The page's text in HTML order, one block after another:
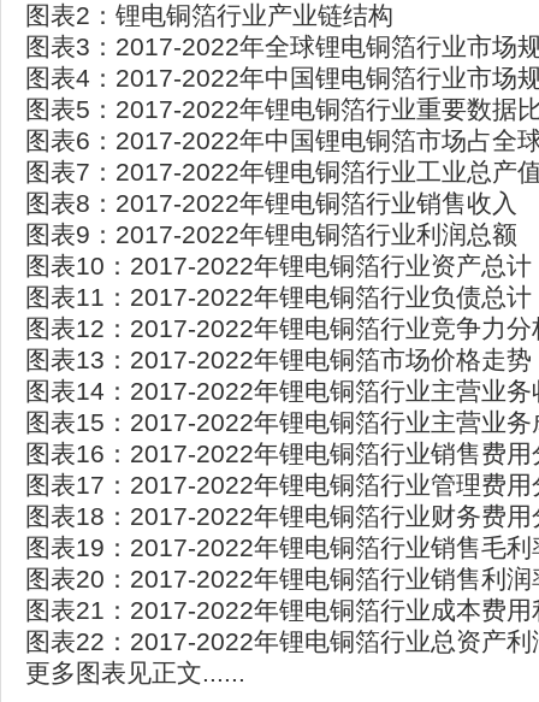
图表2：锂电铜箔行业产业链结构
图表3：2017-2022年全球锂电铜箔行业市场
图表4：2017-2022年中国锂电铜箔行业市场
图表5：2017-2022年锂电铜箔行业重要数据
图表6：2017-2022年中国锂电铜箔市场占全
图表7：2017-2022年锂电铜箔行业工业总产
图表8：2017-2022年锂电铜箔行业销售收入
图表9：2017-2022年锂电铜箔行业利润总额
图表10：2017-2022年锂电铜箔行业资产总计
图表11：2017-2022年锂电铜箔行业负债总计
图表12：2017-2022年锂电铜箔行业竞争力分
图表13：2017-2022年锂电铜箔市场价格走势
图表14：2017-2022年锂电铜箔行业主营业务
图表15：2017-2022年锂电铜箔行业主营业务
图表16：2017-2022年锂电铜箔行业销售费用
图表17：2017-2022年锂电铜箔行业管理费用
图表18：2017-2022年锂电铜箔行业财务费用
图表19：2017-2022年锂电铜箔行业销售毛利
图表20：2017-2022年锂电铜箔行业销售利润
图表21：2017-2022年锂电铜箔行业成本费
图表22：2017-2022年锂电铜箔行业总资产利
更多图表见正文......